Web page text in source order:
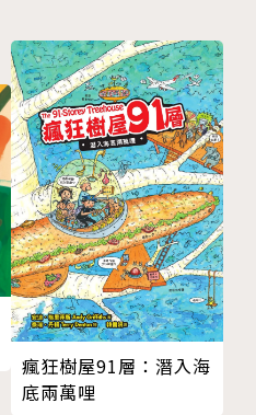
年兒童讀物獎；2002墾丁
瀛文學獎兒童文學類第三
選；2004第十二屆南瀛文
「好書大家讀」第47梯次
年度童話選」、墾丁風鈴
學牧笛獎佳作、吳濁流文學
大學兒童文學獎入選；200
精華集」；2007入選九歌
條先生》、《打敗宇宙魔王
流浪記》、《月光小鎮的故
《喜歡高空彈跳的微笑蜘
瘋狂樹屋91層：潛入海
底兩萬哩